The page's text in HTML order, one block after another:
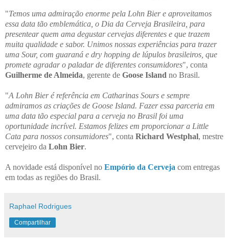
"Temos uma admiração enorme pela Lohn Bier e aproveitamos
essa data tão emblemática, o Dia da Cerveja Brasileira, para
presentear quem ama degustar cervejas diferentes e que trazem
muita qualidade e sabor. Unimos nossas experiências para trazer
uma Sour, com guaraná e dry hopping de lúpulos brasileiros, que
promete agradar o paladar de diferentes consumidores", conta
Guilherme de Almeida, gerente de Goose Island no Brasil.
"A Lohn Bier é referência em Catharinas Sours e sempre
admiramos as criações de Goose Island. Fazer essa parceria em
uma data tão especial para a cerveja no Brasil foi uma
oportunidade incrível. Estamos felizes em proporcionar a Little
Cata para nossos consumidores", conta Richard Westphal, mestre
cervejeiro da Lohn Bier.
A novidade está disponível no Empório da Cerveja com entregas
em todas as regiões do Brasil.
Raphael Rodrigues
Compartilhar